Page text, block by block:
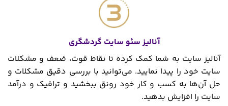
آنالیز سئو سایت گردشگری
آنالیز سایت به شما کمک کرده تا نقاط قوت، ضعف و مشکلات
سایت خود را پیدا نمایید. می‌توانید با بررسی دقیق مشکلات و
حل آن‌ها به کسب و کار خود رونق ببخشید و ترافیک و درآمد
سایت را افزایش بدهید.